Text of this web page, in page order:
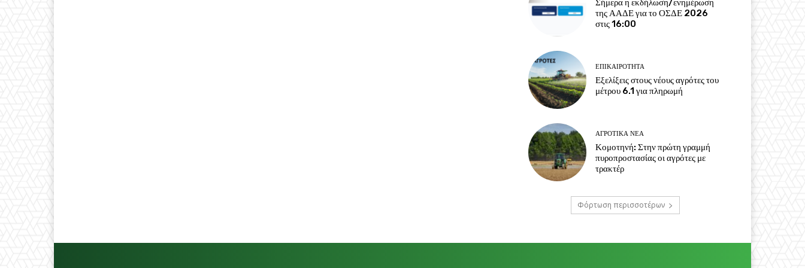
Σήμερα η εκδήλωση/ενημέρωση
της ΑΑΔΕ για το ΟΣΔΕ 2026
στις 16:00
ΕΠΙΚΑΙΡΌΤΗΤΑ
Εξελίξεις στους νέους αγρότες του
μέτρου 6.1 για πληρωμή
ΑΓΡΟΤΙΚΆ ΝΈΑ
Κομοτηνή: Στην πρώτη γραμμή
πυροπροστασίας οι αγρότες με
τρακτέρ
Φόρτωση περισσοτέρων